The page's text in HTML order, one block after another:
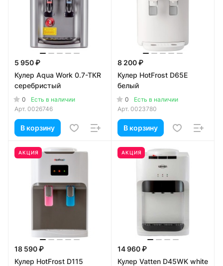
5 950 ₽
Кулер Aqua Work 0.7-TКR
серебристый
0
Есть в наличии
Арт. 0026746
В корзину
8 200 ₽
Кулер HotFrost D65E
белый
0
Есть в наличии
Арт. 0023780
В корзину
АКЦИЯ
18 590 ₽
Кулер HotFrost D115
АКЦИЯ
14 960 ₽
Кулер Vatten D45WK white